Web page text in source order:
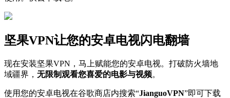
坚果VPN让您的安卓电视闪电翻墙
现在安装坚果VPN，马上赋能您的安卓电视。打破防火墙地
域疆界， 无限制观看您喜爱的电影与视频。
使用您的安卓电视在谷歌商店内搜索“JianguoVPN”即可下载